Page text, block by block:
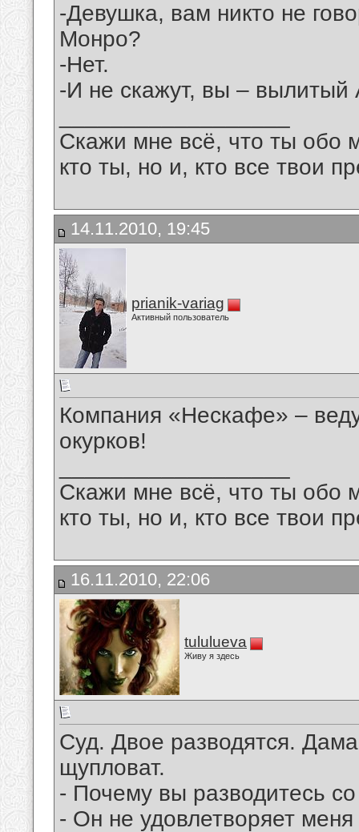
-Девушка, вам никто не
Монро?
-Нет.
-И не скажут, вы – вылитый
Скажи мне всё, что ты обо
кто ты, но и, кто все твои
14.11.2010, 19:45
prianik-variag
Активный пользователь
Компания «Нескафе» –
окурков!
Скажи мне всё, что ты обо
кто ты, но и, кто все твои
16.11.2010, 22:06
tululueva
Живу я здесь
Суд. Двое разводятся.
щупловат.
- Почему вы разводитесь
- Он не удовлетворяет